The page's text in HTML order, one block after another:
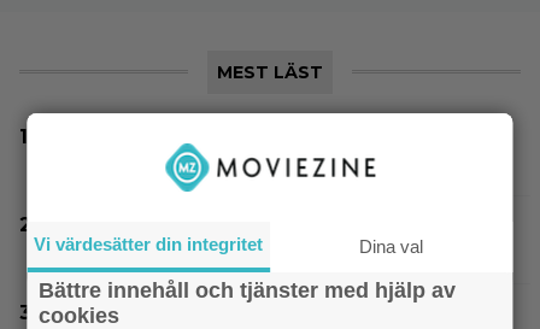
MEST LÄST
biobiljetter – historiens lägsta intäkter
2020: ”Fantastisk spelvärld”
En av tidernas bästa komedifilmer fyller 100 år
Vi värdesätter din integritet Dina val
Bättre innehåll och tjänster med hjälp av
cookies